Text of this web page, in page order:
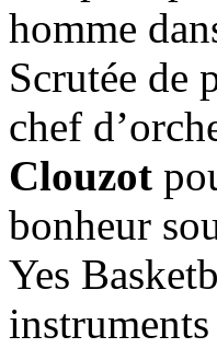
homme
Scrutée de
chef
Clouzot
bonheur
Yes